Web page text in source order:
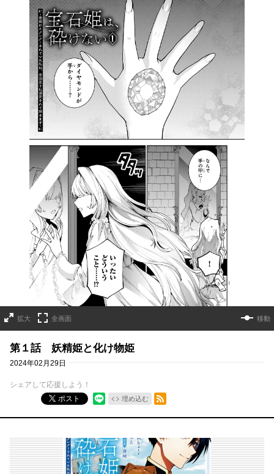
拡大 全画面 移動
第１話 妖精姫と化け物姫
2024年02月29日
シェアして応援しよう！
ポスト
埋め込む
RSSフィード